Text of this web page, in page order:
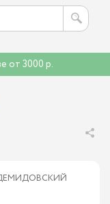
от 3000 р.